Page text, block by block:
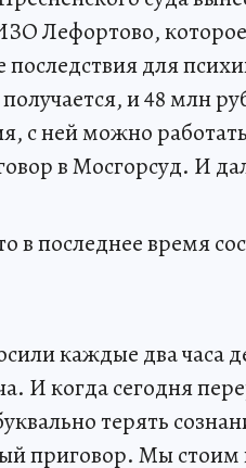
Лефортово,
для
получается, и 48 млн
с ней можно
в Мосгорсуд. И
в последнее время
каждые два часа
И когда сегодня
терять
приговор. Мы